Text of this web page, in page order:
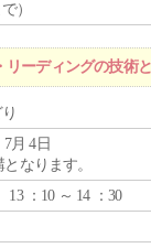
）
ーディングの技術
月 4日
なります。
13 ：10 ～ 14 ：30